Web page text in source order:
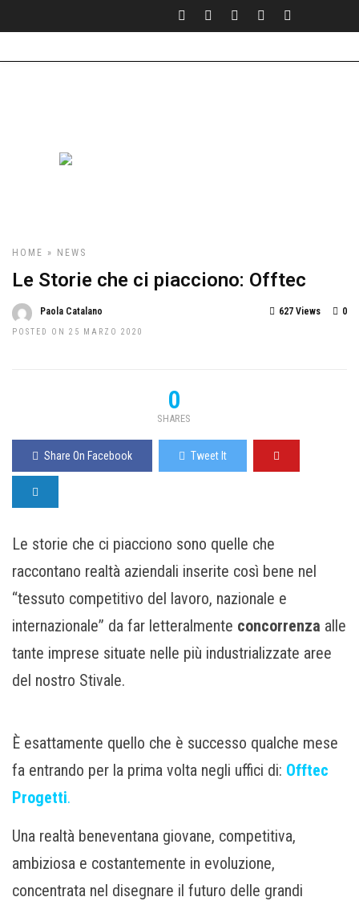
HOME » NEWS
Le Storie che ci piacciono: Offtec
Paola Catalano
POSTED ON 25 MARZO 2020
0
627 Views
0
SHARES
Share On Facebook Tweet It
Le storie che ci piacciono sono quelle che
raccontano realtà aziendali inserite così bene nel
“tessuto competitivo del lavoro, nazionale e
internazionale” da far letteralmente concorrenza alle
tante imprese situate nelle più industrializzate aree
del nostro Stivale.
È esattamente quello che è successo qualche mese
fa entrando per la prima volta negli uffici di: Offtec
Progetti.
Una realtà beneventana giovane, competitiva,
ambiziosa e costantemente in evoluzione,
concentrata nel disegnare il futuro delle grandi